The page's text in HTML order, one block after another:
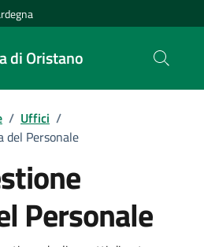
di Oristano
/ Uffici /
del Personale
Personale